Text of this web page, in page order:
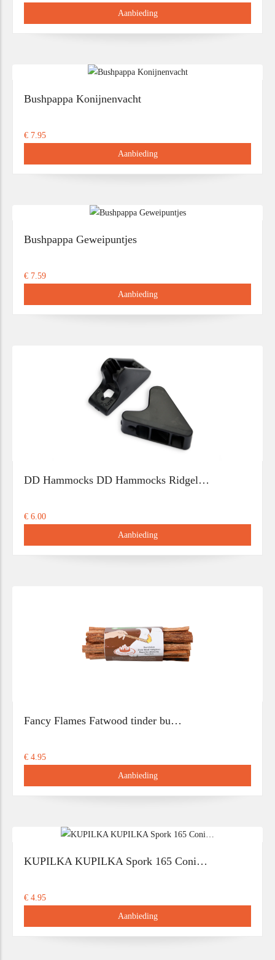
Aanbieding
Bushpappa Konijnenvacht
€ 7.95
Aanbieding
Bushpappa Geweipuntjes
€ 7.59
Aanbieding
DD Hammocks DD Hammocks Ridgel…
€ 6.00
Aanbieding
Fancy Flames Fatwood tinder bu…
€ 4.95
Aanbieding
KUPILKA KUPILKA Spork 165 Coni…
€ 4.95
Aanbieding